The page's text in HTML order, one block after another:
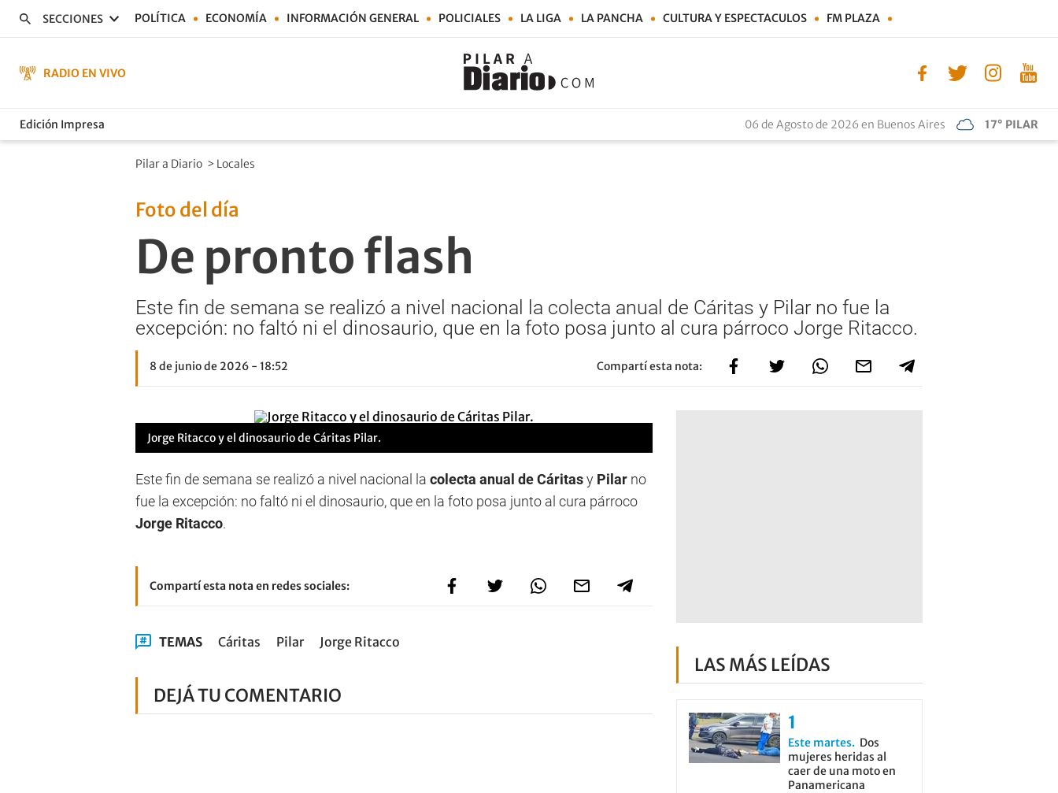
SECCIONES POLÍTICA ECONOMÍA INFORMACIÓN GENERAL POLICIALES LA LIGA LA PANCHA CULTURA Y ESPECTACULOS FM PLAZA
RADIO EN VIVO
Edición Impresa 06 de Agosto de 2026 en Buenos Aires 17° PILAR
Pilar a Diario > Locales
Foto del día
De pronto flash
Este fin de semana se realizó a nivel nacional la colecta anual de Cáritas y Pilar no fue la
excepción: no faltó ni el dinosaurio, que en la foto posa junto al cura párroco Jorge Ritacco.
8 de junio de 2026 - 18:52 Compartí esta nota:
Jorge Ritacco y el dinosaurio de Cáritas Pilar.
Este fin de semana se realizó a nivel nacional la colecta anual de Cáritasy Pilar no
fue la excepción: no faltó ni el dinosaurio, que en la foto posa junto al cura párroco
Jorge Ritacco.
Compartí esta nota en redes sociales:
TEMAS Cáritas Pilar Jorge Ritacco
DEJÁ TU COMENTARIO
LAS MÁS LEÍDAS
Este martes
Dos
mujeres heridas al
caer de una moto en
Panamericana